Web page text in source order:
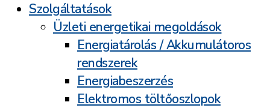
Szolgáltatások
Üzleti energetikai megoldások
Energiatárolás / Akkumulátoros
rendszerek
Energiabeszerzés
Elektromos töltőoszlopok